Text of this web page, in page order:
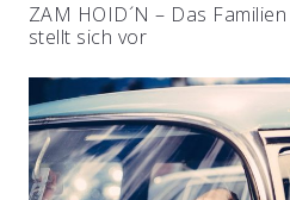
ZAM HOID´N – Das
stellt sich vor